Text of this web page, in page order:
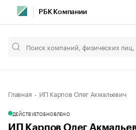
РБК Компании
Главная ИП Карпов Олег Акмальевич
ДЕЙСТВУЕТОБНОВЛЕНО
ИП Карпов Олег